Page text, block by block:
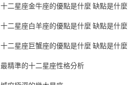
十二星座金牛座的優點是什麼 缺點是什麼
十二星座白羊座的優點是什麼 缺點是什麼
十二星座巨蟹座的優點是什麼 缺點是什麼
最精準的十二星座性格分析